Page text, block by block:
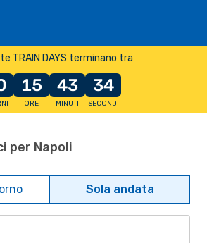
TRAIN DAYS terminano tra
15
ORE
43
MINUTI
33
SECONDI
per Napoli
Sola andata